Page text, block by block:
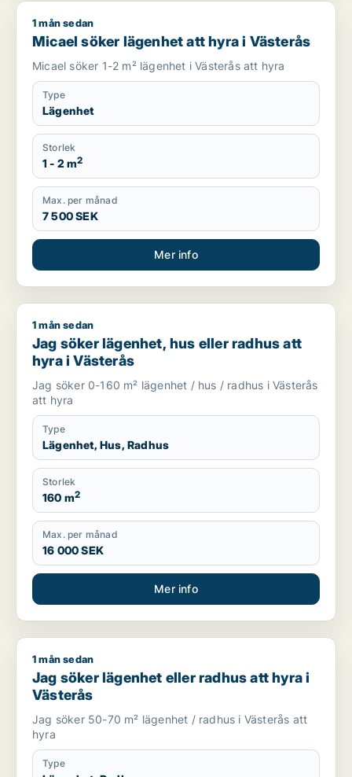
Micael söker lägenhet att hyra i Västerås
1 mån sedan
Micael söker lägenhet att hyra i Västerås
Micael söker 1-2 m² lägenhet i Västerås att hyra
Type
Lägenhet
Storlek
1 - 2 m2
Max. per månad
7 500 SEK
Mer info
Jag söker lägenhet, hus eller radhus att hyra i Västerås
1 mån sedan
Jag söker lägenhet, hus eller radhus att
hyra i Västerås
Jag söker 0-160 m² lägenhet / hus / radhus i Västerås
att hyra
Type
Lägenhet, Hus, Radhus
Storlek
160 m2
Max. per månad
16 000 SEK
Mer info
Jag söker lägenhet eller radhus att hyra i Västerås
1 mån sedan
Jag söker lägenhet eller radhus att hyra i
Västerås
Jag söker 50-70 m² lägenhet / radhus i Västerås att
hyra
Type